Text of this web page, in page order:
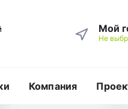
Мой
Не
Компания